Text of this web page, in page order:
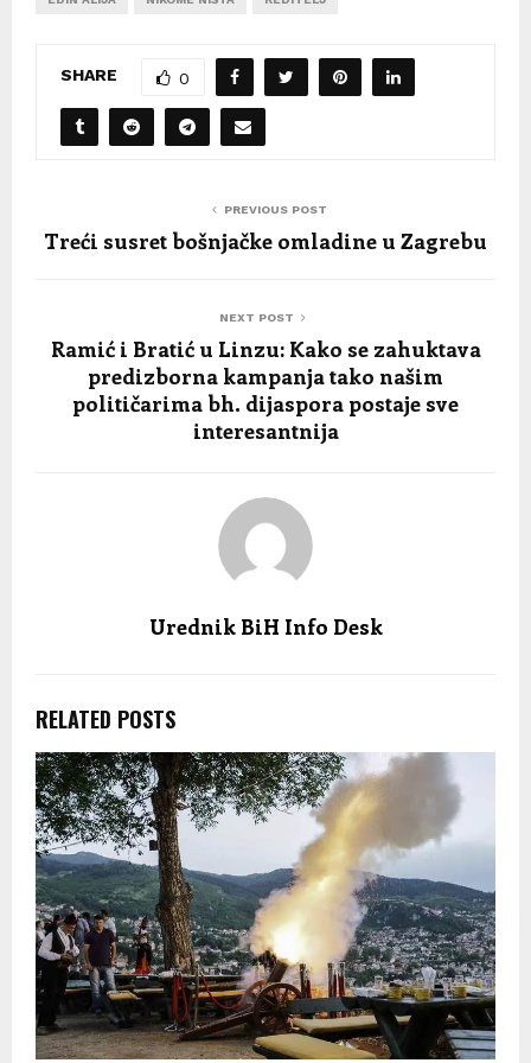
SHARE 0
PREVIOUS POST
Treći susret bošnjačke omladine u Zagrebu
NEXT POST
Ramić i Bratić u Linzu: Kako se zahuktava
predizborna kampanja tako našim
političarima bh. dijaspora postaje sve
interesantnija
Urednik BiH Info Desk
RELATED POSTS